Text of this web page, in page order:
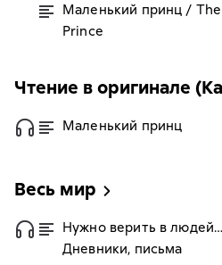
Маленький принц /
Prince
Чтение в оригинале
Маленький принц
Весь мир
Нужно верить в людей…
Дневники, письма